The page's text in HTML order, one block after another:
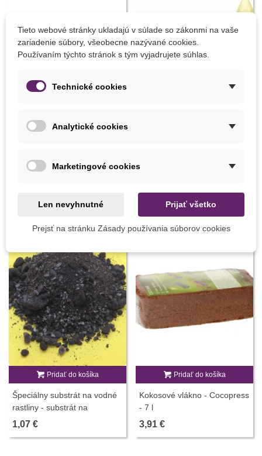
19,79 € 6,59 €
8 INÝCH PRODUKTOV V TEJ ISTEJ KATEGÓRII:
Pridať do košíka
Špeciálny substrát na vodné
rastliny - substrát na
pestovanie zo semien - 100 g
1,07 €
Pridať do košíka
Kokosové vlákno - Cocopress
- 7 l
3,91 €
Tieto webové stránky ukladajú v súlade so zákonmi na vaše
zariadenie súbory, všeobecne nazývané cookies.
Používaním týchto stránok s tým vyjadrujete súhlas.
Technické cookies
Analytické cookies
Marketingové cookies
Len nevyhnutné Prijať všetko
Prejsť na stránku Zásady používania súborov cookies